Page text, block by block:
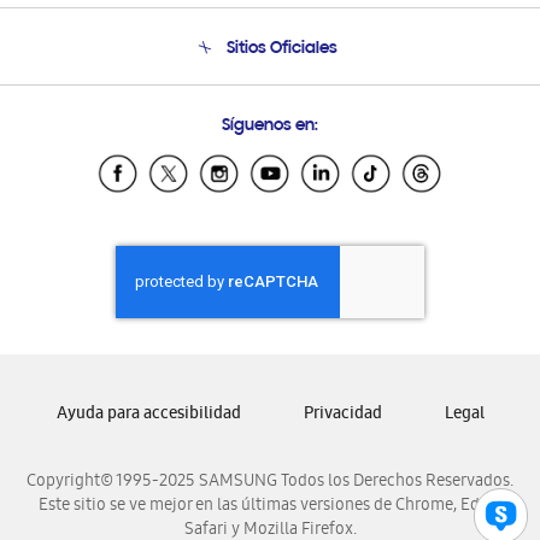
Soporte vía eMail
Sitios Oficiales
Samsung Ecuador
Samsung El Salvador
Samsung Honduras
Samsung Nicaragua
Samsung Panamá
Samsung Venezuela
Síguenos en:
Copyright© 1995-2025 SAMSUNG Todos los Derechos Reservados.
Este sitio se ve mejor en las últimas versiones de Chrome, Edge,
Safari y Mozilla Firefox.
Ayuda para accesibilidad Privacidad Legal